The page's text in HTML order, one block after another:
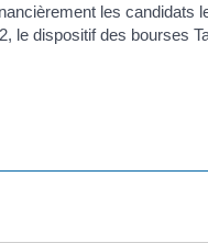
les
le dispositif des bourses